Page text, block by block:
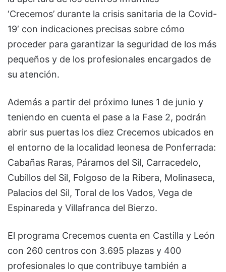
‘Crecemos’ durante la crisis sanitaria de la Covid-
19′ con indicaciones precisas sobre cómo
proceder para garantizar la seguridad de los más
pequeños y de los profesionales encargados de
su atención.
Además a partir del próximo lunes 1 de junio y
teniendo en cuenta el pase a la Fase 2, podrán
abrir sus puertas los diez Crecemos ubicados en
el entorno de la localidad leonesa de Ponferrada:
Cabañas Raras, Páramos del Sil, Carracedelo,
Cubillos del Sil, Folgoso de la Ribera, Molinaseca,
Palacios del Sil, Toral de los Vados, Vega de
Espinareda y Villafranca del Bierzo.
El programa Crecemos cuenta en Castilla y León
con 260 centros con 3.695 plazas y 400
profesionales lo que contribuye también a